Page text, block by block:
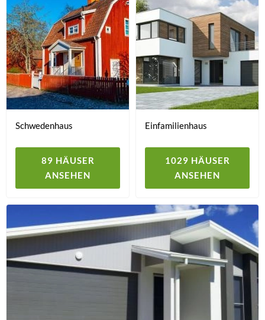
Schwedenhaus
89 HÄUSER
ANSEHEN
Einfamilienhaus
1029 HÄUSER
ANSEHEN